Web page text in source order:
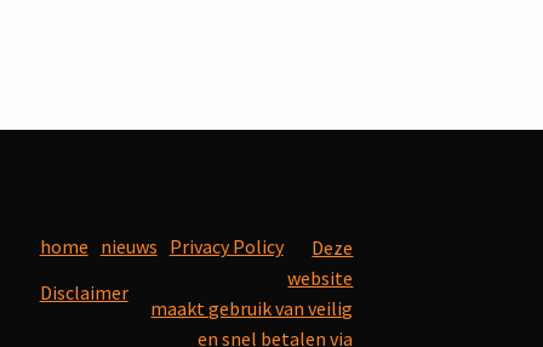
home nieuws Privacy Policy
Disclaimer
Deze
website
maakt gebruik van veilig
en snel betalen via